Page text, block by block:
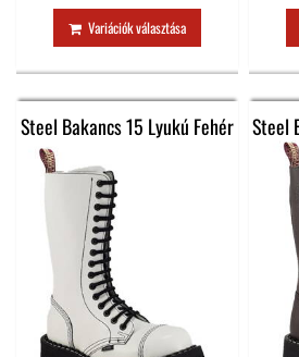
Variációk választása
Steel Bakancs 15 Lyukú Fehér Steel